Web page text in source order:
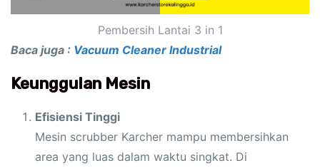
Pembersih Lantai 3 in 1
Baca juga : Vacuum Cleaner Industrial
Keunggulan Mesin
Efisiensi Tinggi
Mesin scrubber Karcher mampu membersihkan
area yang luas dalam waktu singkat. Di